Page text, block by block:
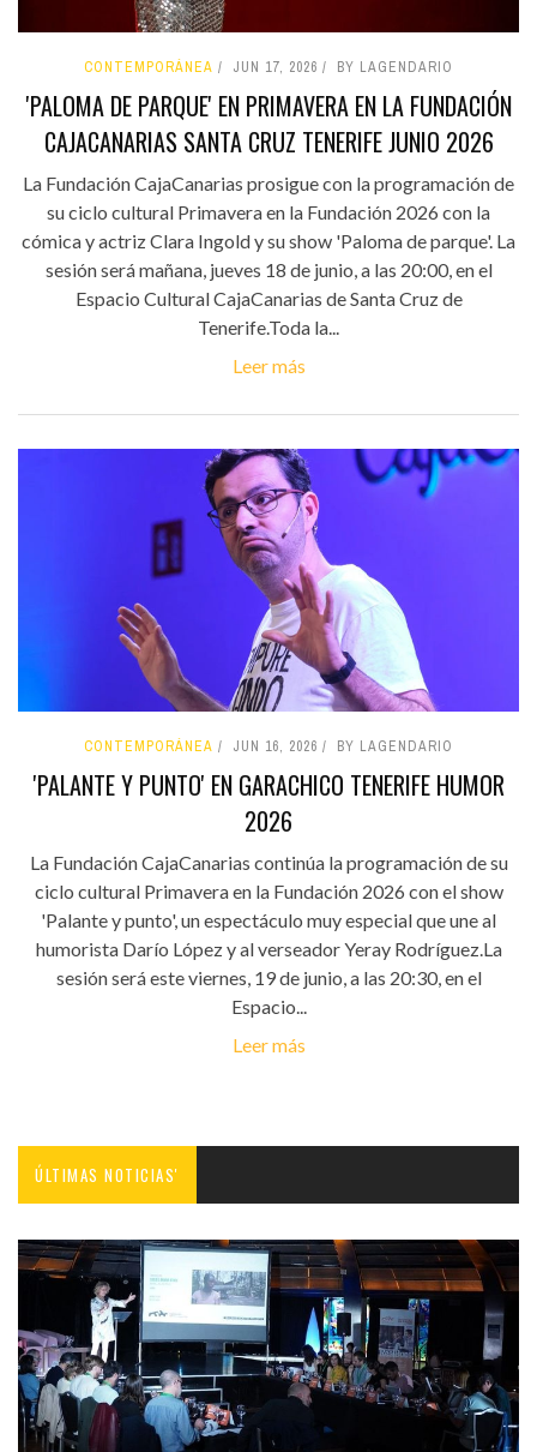
CONTEMPORÁNEA JUN 17, 2026 BY LAGENDARIO
'PALOMA DE PARQUE' EN PRIMAVERA EN LA FUNDACIÓN
CAJACANARIAS SANTA CRUZ TENERIFE JUNIO 2026
La Fundación CajaCanarias prosigue con la programación de
su ciclo cultural Primavera en la Fundación 2026 con la
cómica y actriz Clara Ingold y su show 'Paloma de parque'. La
sesión será mañana, jueves 18 de junio, a las 20:00, en el
Espacio Cultural CajaCanarias de Santa Cruz de
Tenerife.Toda la...
Leer más
CONTEMPORÁNEA JUN 16, 2026 BY LAGENDARIO
'PALANTE Y PUNTO' EN GARACHICO TENERIFE HUMOR
2026
La Fundación CajaCanarias continúa la programación de su
ciclo cultural Primavera en la Fundación 2026 con el show
'Palante y punto', un espectáculo muy especial que une al
humorista Darío López y al verseador Yeray Rodríguez.La
sesión será este viernes, 19 de junio, a las 20:30, en el
Espacio...
Leer más
ÚLTIMAS NOTICIAS'